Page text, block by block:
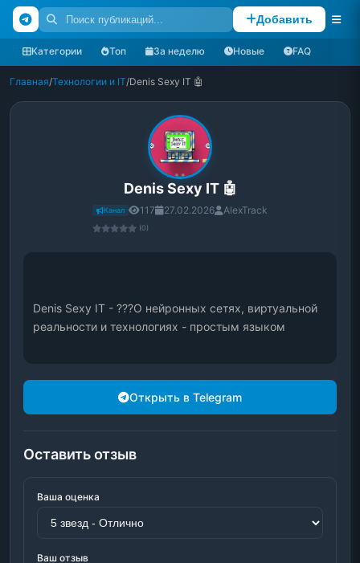
Добавить
Категории Топ За неделю Новые FAQ
Главная/Технологии и IT/Denis Sexy IT 🤖
Denis Sexy IT 🤖
Канал 117 27.02.2026 AlexTrack
(0)
Denis Sexy IT - ???О нейронных сетях, виртуальной
реальности и технологиях - простым языком
Открыть в Telegram
Оставить отзыв
Ваша оценка
Ваш отзыв